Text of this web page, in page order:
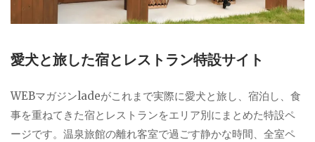
愛犬と旅した宿とレストラン特設サイト
WEBマガジンladeがこれまで実際に愛犬と旅し、宿泊し、食
事を重ねてきた宿とレストランをエリア別にまとめた特設ペ
ージです。温泉旅館の離れ客室で過ごす静かな時間、全室ペ